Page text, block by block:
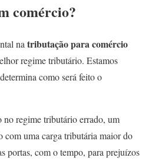
comércio?
na tributação para comércio
regime tributário. Estamos
como será feito o
no regime tributário errado, um
com uma carga tributária maior do
portas, com o tempo, para prejuízos